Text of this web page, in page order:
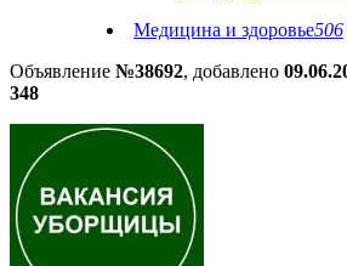
Медицина и здоровье506
Объявление №38692, добавлено
348